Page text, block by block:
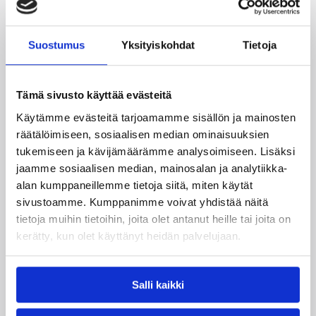
Suostumus Yksityiskohdat Tietoja
Tämä sivusto käyttää evästeitä
Käytämme evästeitä tarjoamamme sisällön ja mainosten
räätälöimiseen, sosiaalisen median ominaisuuksien
tukemiseen ja kävijämäärämme analysoimiseen. Lisäksi
jaamme sosiaalisen median, mainosalan ja analytiikka-
alan kumppaneillemme tietoja siitä, miten käytät
sivustoamme. Kumppanimme voivat yhdistää näitä
tietoja muihin tietoihin, joita olet antanut heille tai joita on
kerätty, kun olet käyttänyt heidän palvelujaan.
Salli kaikki
Koripallon kansainvälinen turnaus Delfin Basket
pelataan Tampereella tänä viikonloppuna.
Järjestyksessään 39. turnaus kerää yhteen 200
joukkuetta ja tuhansia koripallon ystäviä niin
01.08.2026 16:31